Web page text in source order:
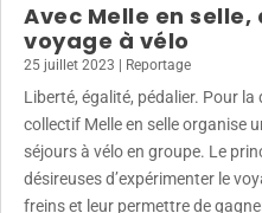
Avec Melle en
voyage à vélo
25 juillet 2023 Reportage
Liberté, égalité, pédalier. Pour
collectif Melle en selle organise
séjours à vélo en groupe. Le
désireuses d’expérimenter le
freins et leur permettre de